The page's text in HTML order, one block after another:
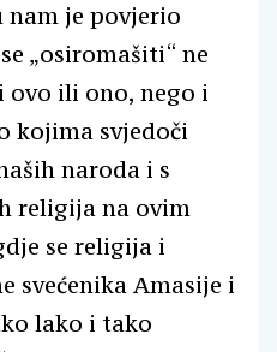
nam je povjerio
„osiromašiti“ ne
ovo ili ono, nego i
kojima svjedoči
naroda i s
religija na ovim
se religija i
svećenika Amasije i
lako i tako